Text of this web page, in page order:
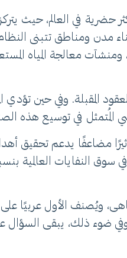
مدن ومناطق تتبنى
معالجة المياه
المقبلة. وفي حين تؤدي
المُتمثل في توسيع هذه
مضاعفًا يدعم تحقيق
الأول عربيًا على
وفي ضوء ذلك، يبقى